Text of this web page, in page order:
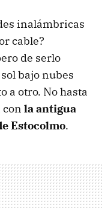
inalámbricas
cable?
de serlo
bajo nubes
a otro. No hasta
con la antigua
Estocolmo.